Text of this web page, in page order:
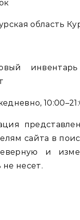
область
сайта в
и
не несет.